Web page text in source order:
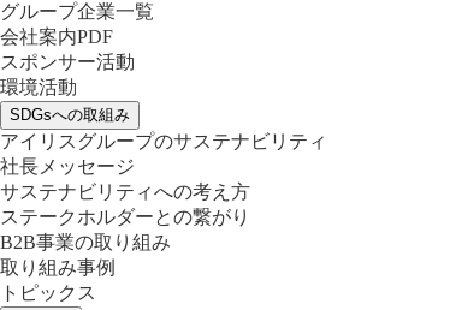
グループ企業一覧
会社案内PDF
スポンサー活動
環境活動
SDGsへの取組み
アイリスグループのサステナビリティ
社長メッセージ
サステナビリティへの考え方
ステークホルダーとの繋がり
B2B事業の取り組み
取り組み事例
トピックス